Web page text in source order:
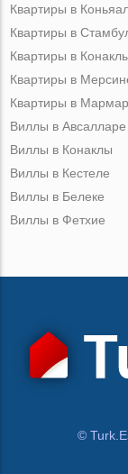
Квартиры в
Квартиры в
Квартиры в
Квартиры в
Квартиры в
Виллы в Авсалларе
Виллы в Конаклы
Виллы в Кестеле
Виллы в Белеке
Виллы в Фетхие
©